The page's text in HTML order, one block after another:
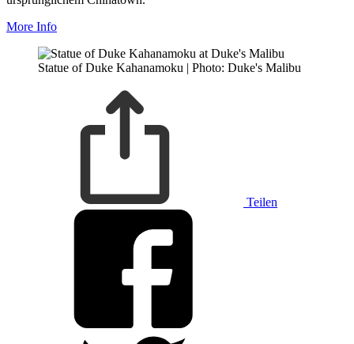
More Info
Statue of Duke Kahanamoku | Photo: Duke's Malibu
Teilen